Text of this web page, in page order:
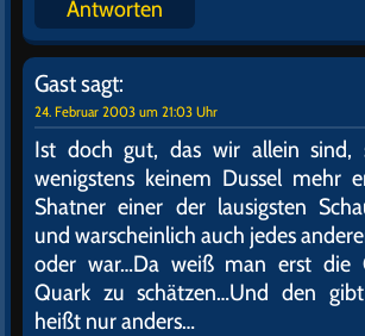
Und was hat das alles mit Sex
Enterpeise zu tun?
Ich dachte eigendlich eher an Nr 1
der Käpten mit einer blonden
Buschel und alles bei Arlamstufe
Antworten
Gast sagt:
24. Februar 2003 um 20:58 Uhr